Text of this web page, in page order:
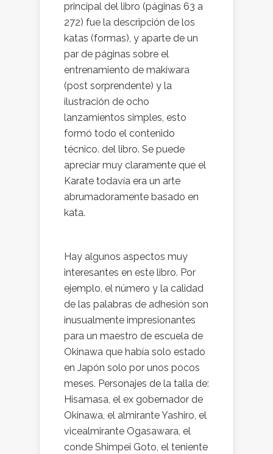
principal del libro (páginas 63 a
272) fue la descripción de los
katas (formas), y aparte de un
par de páginas sobre el
entrenamiento de makiwara
(post sorprendente) y la
ilustración de ocho
lanzamientos simples, esto
formó todo el contenido
técnico. del libro. Se puede
apreciar muy claramente que el
Karate todavía era un arte
abrumadoramente basado en
kata.
Hay algunos aspectos muy
interesantes en este libro. Por
ejemplo, el número y la calidad
de las palabras de adhesión son
inusualmente impresionantes
para un maestro de escuela de
Okinawa que había solo estado
en Japón solo por unos pocos
meses. Personajes de la talla de:
Hisamasa, el ex gobernador de
Okinawa, el almirante Yashiro, el
vicealmirante Ogasawara, el
conde Shimpei Goto, el teniente